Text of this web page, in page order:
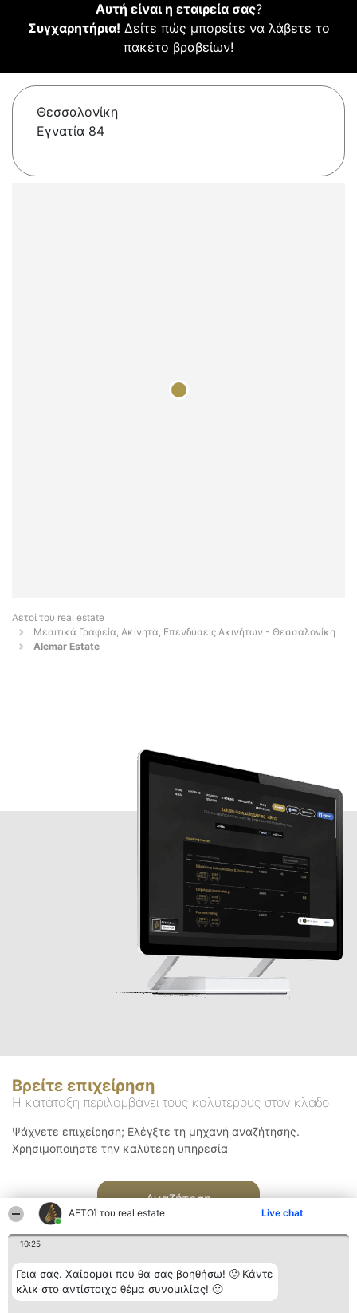
ΑΕΤΟΊ του real estate Live chat
10:25
Γεια σας. Χαίρομαι που θα σας βοηθήσω! 🙂 Κάντε
κλικ στο αντίστοιχο θέμα συνομιλίας! 🙂
Αυτή είναι η εταιρεία σας?
Συγχαρητήρια! Δείτε πώς μπορείτε να λάβετε το
πακέτο βραβείων!
Θεσσαλονίκη
Εγνατία 84
Αετοί του real estate
Μεσιτικά Γραφεία, Ακίνητα, Επενδύσεις Ακινήτων - Θεσσαλονίκη
Alemar Estate
Βρείτε επιχείρηση
Η κατάταξη περιλαμβάνει τους καλύτερους στον κλάδο
Ψάχνετε επιχείρηση; Ελέγξτε τη μηχανή αναζήτησης.
Χρησιμοποιήστε την καλύτερη υπηρεσία
Αναζήτηση